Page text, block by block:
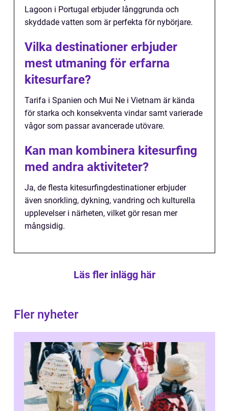
Lagoon i Portugal erbjuder långgrunda och
skyddade vatten som är perfekta för nybörjare.
Vilka destinationer erbjuder
mest utmaning för erfarna
kitesurfare?
Tarifa i Spanien och Mui Ne i Vietnam är kända
för starka och konsekventa vindar samt varierade
vågor som passar avancerade utövare.
Kan man kombinera kitesurfing
med andra aktiviteter?
Ja, de flesta kitesurfingdestinationer erbjuder
även snorkling, dykning, vandring och kulturella
upplevelser i närheten, vilket gör resan mer
mångsidig.
Läs fler inlägg här
Fler nyheter